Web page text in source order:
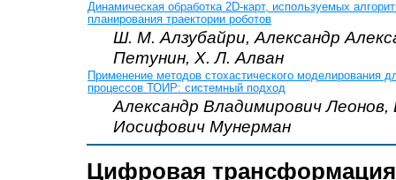
Динамическая обработка 2D-карт, используемых
планирования траектории роботов
Ш. М. Алзубайри, Александр
Петунин, Х. Л. Алван
Применение методов стохастического моделирования
процессов ТОИР: системный подход
Александр Владимирович
Иосифович Мунерман
Цифровая трансформация